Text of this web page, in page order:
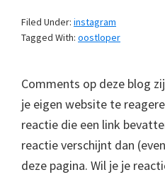
Filed Under: instagram
Tagged With: oostloper
Comments op deze blog
je eigen website te
reactie die een link
reactie verschijnt dan
deze pagina. Wil je je